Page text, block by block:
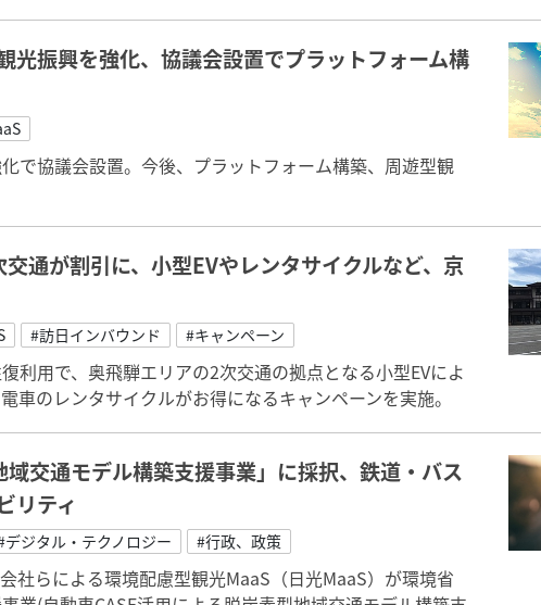
光振興を強化、協議会設置でプラットフォーム構
で協議会設置。今後、プラットフォーム構築、周遊型観
通が割引に、小型EVやレンタサイクルなど、京
#訪日インバウンド #キャンペーン
利用で、奥飛騨エリアの2次交通の拠点となる小型EVによ
車のレンタサイクルがお得になるキャンペーンを実施。
交通モデル構築支援事業」に採択、鉄道・バス
リティ
デジタル・テクノロジー #行政、政策
社らによる環境配慮型観光MaaS（日光MaaS）が環境省